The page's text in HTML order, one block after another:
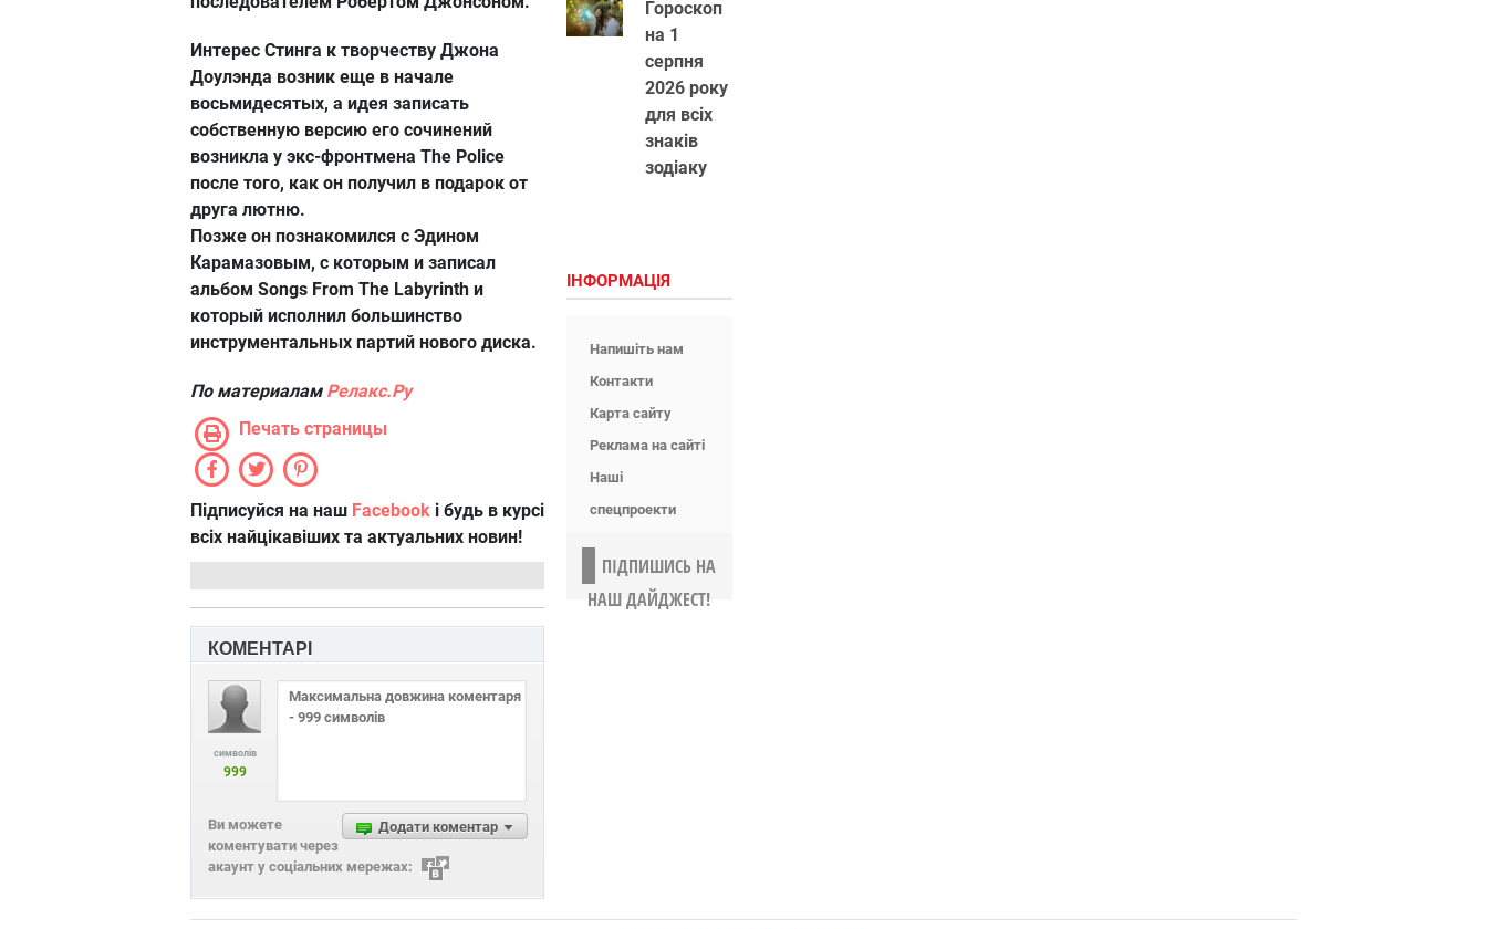
Интерес Стинга к творчеству Джона
Доулэнда возник еще в начале
восьмидесятых, а идея записать
собственную версию его сочинений
возникла у экс-фронтмена The Police
после того, как он получил в подарок от
друга лютню.
Позже он познакомился с Эдином
Карамазовым, с которым и записал
альбом Songs From The Labyrinth и
который исполнил большинство
инструментальных партий нового диска.
По материалам Релакс.Ру
Печать страницы
Підписуйся на наш Facebook і будь в курсі
всіх найцікавіших та актуальних новин!
КОМЕНТАРІ
символів
999
Додати коментар
Ви можете
коментувати через
акаунт у соціальних мережах:
Гороскоп
на 1
серпня
2026 року
для всіх
знаків
зодіаку
ІНФОРМАЦІЯ
Напишіть нам
Контакти
Карта сайту
Реклама на сайті
Наші
спецпроекти
ПІДПИШИСЬ НА
НАШ ДАЙДЖЕСТ!